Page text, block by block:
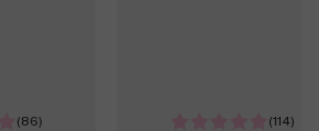
(86) (114)